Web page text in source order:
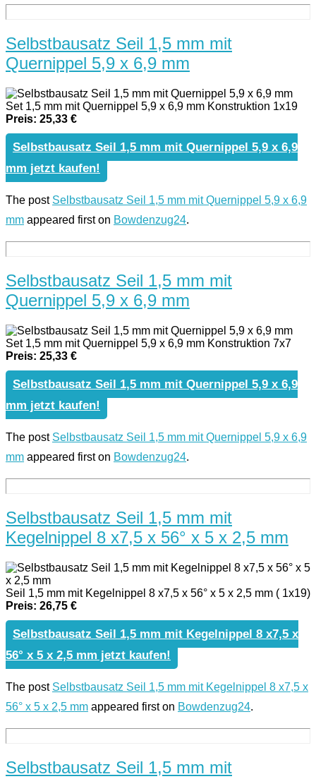
Selbstbausatz Seil 1,5 mm mit
Quernippel 5,9 x 6,9 mm
Set 1,5 mm mit Quernippel 5,9 x 6,9 mm Konstruktion 1x19
Preis: 25,33 €
Selbstbausatz Seil 1,5 mm mit Quernippel 5,9 x 6,9
mm jetzt kaufen!
The post Selbstbausatz Seil 1,5 mm mit Quernippel 5,9 x 6,9
mm appeared first on Bowdenzug24.
Selbstbausatz Seil 1,5 mm mit
Quernippel 5,9 x 6,9 mm
Set 1,5 mm mit Quernippel 5,9 x 6,9 mm Konstruktion 7x7
Preis: 25,33 €
Selbstbausatz Seil 1,5 mm mit Quernippel 5,9 x 6,9
mm jetzt kaufen!
The post Selbstbausatz Seil 1,5 mm mit Quernippel 5,9 x 6,9
mm appeared first on Bowdenzug24.
Selbstbausatz Seil 1,5 mm mit
Kegelnippel 8 x7,5 x 56° x 5 x 2,5 mm
Seil 1,5 mm mit Kegelnippel 8 x7,5 x 56° x 5 x 2,5 mm ( 1x19)
Preis: 26,75 €
Selbstbausatz Seil 1,5 mm mit Kegelnippel 8 x7,5 x
56° x 5 x 2,5 mm jetzt kaufen!
The post Selbstbausatz Seil 1,5 mm mit Kegelnippel 8 x7,5 x
56° x 5 x 2,5 mm appeared first on Bowdenzug24.
Selbstbausatz Seil 1,5 mm mit